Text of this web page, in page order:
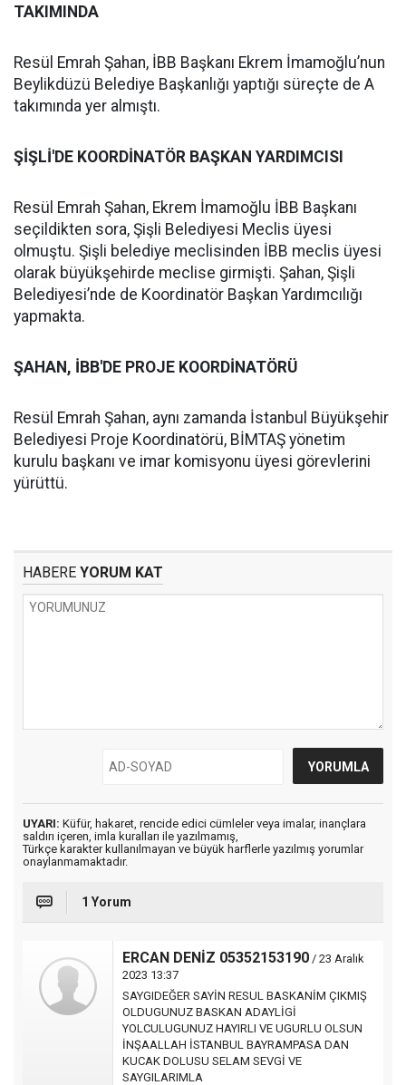
TAKIMINDA
Resül Emrah Şahan, İBB Başkanı Ekrem İmamoğlu’nun
Beylikdüzü Belediye Başkanlığı yaptığı süreçte de A
takımında yer almıştı.
ŞİŞLİ'DE KOORDİNATÖR BAŞKAN YARDIMCISI
Resül Emrah Şahan, Ekrem İmamoğlu İBB Başkanı
seçildikten sora, Şişli Belediyesi Meclis üyesi
olmuştu. Şişli belediye meclisinden İBB meclis üyesi
olarak büyükşehirde meclise girmişti. Şahan, Şişli
Belediyesi’nde de Koordinatör Başkan Yardımcılığı
yapmakta.
ŞAHAN, İBB'DE PROJE KOORDİNATÖRÜ
Resül Emrah Şahan, aynı zamanda İstanbul Büyükşehir
Belediyesi Proje Koordinatörü, BİMTAŞ yönetim
kurulu başkanı ve imar komisyonu üyesi görevlerini
yürüttü.
HABERE YORUM KAT
UYARI: Küfür, hakaret, rencide edici cümleler veya imalar, inançlara
saldırı içeren, imla kuralları ile yazılmamış,
Türkçe karakter kullanılmayan ve büyük harflerle yazılmış yorumlar
onaylanmamaktadır.
1 Yorum
ERCAN DENİZ 05352153190 / 23 Aralık
2023 13:37
SAYGIDEĞER SAYİN RESUL BASKANİM ÇIKMIŞ
OLDUGUNUZ BASKAN ADAYLİGİ
YOLCULUGUNUZ HAYIRLI VE UGURLU OLSUN
İNŞAALLAH İSTANBUL BAYRAMPASA DAN
KUCAK DOLUSU SELAM SEVGİ VE
SAYGILARIMLA